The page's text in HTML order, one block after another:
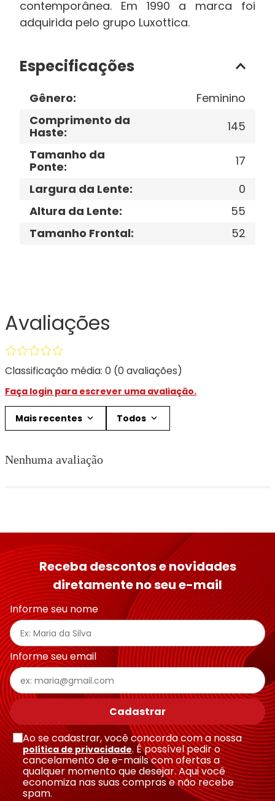
contemporânea. Em 1990 a marca foi
adquirida pelo grupo Luxottica.
Especificações
Gênero:
Feminino
Comprimento da
Haste:
145
Tamanho da
Ponte:
17
Largura da Lente:
0
Altura da Lente:
55
Tamanho Frontal: 52
Avaliações
Classificação média: 0 (0 avaliações)
Faça login para escrever uma avaliação.
Mais recentes Todos
Nenhuma avaliação
Receba descontos e novidades
diretamente no seu e-mail
Informe seu nome
Informe seu email
Cadastrar
Ao se cadastrar, você concorda com a nossa
política de privacidade. É possível pedir o
cancelamento de e-mails com ofertas a
qualquer momento que desejar. Aqui você
economiza nas suas compras e não recebe
spam.